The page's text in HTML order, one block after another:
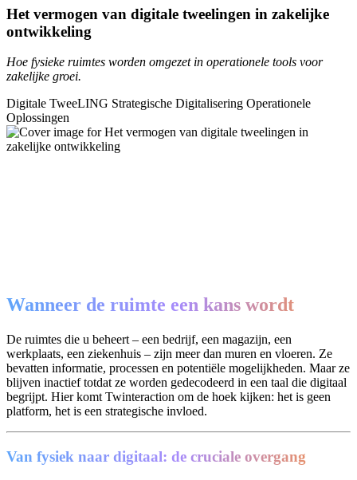
Het vermogen van digitale tweelingen in zakelijke
ontwikkeling
Hoe fysieke ruimtes worden omgezet in operationele tools voor
zakelijke groei.
Digitale TweeLING Strategische Digitalisering Operationele
Oplossingen
Wanneer de ruimte een kans wordt
De ruimtes die u beheert – een bedrijf, een magazijn, een
werkplaats, een ziekenhuis – zijn meer dan muren en vloeren. Ze
bevatten informatie, processen en potentiële mogelijkheden. Maar ze
blijven inactief totdat ze worden gedecodeerd in een taal die digitaal
begrijpt. Hier komt Twinteraction om de hoek kijken: het is geen
platform, het is een strategische invloed.
Van fysiek naar digitaal: de cruciale overgang